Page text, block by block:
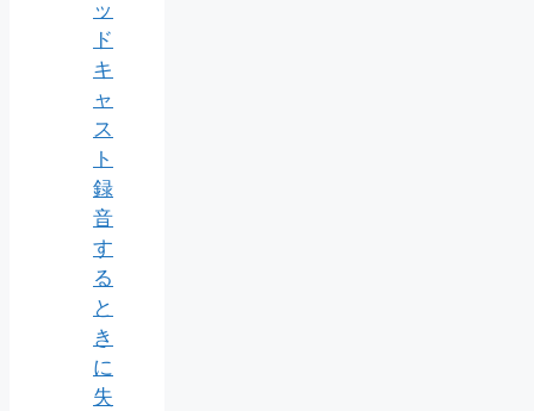
ッ
ド
キ
ャ
ス
ト
録
音
す
る
と
き
に
失